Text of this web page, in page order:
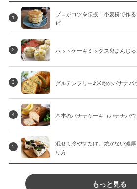
1
プロがコツを伝授！小麦粉で作
ピ
2 ホットケーキミックス鬼まんじ
3 グルテンフリー♪米粉のバナナパ
4 基本のバナナケーキ（バナナパウ
5
混ぜて冷やすだけ。焼かない濃
り方
もっと見る